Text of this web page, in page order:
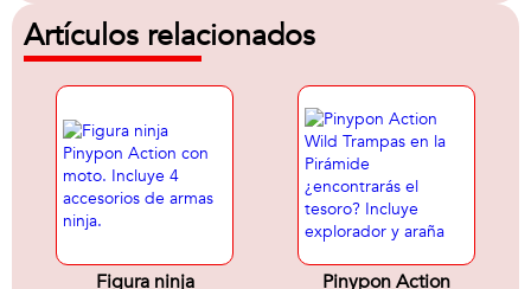
Artículos relacionados
Figura ninja
Pinypon Action